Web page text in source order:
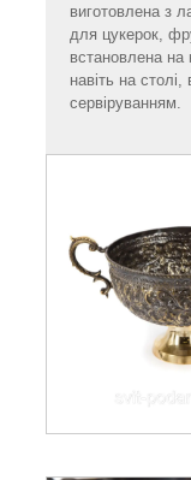
виготовлена з
для цукерок,
встановлена на
навіть на
сервіруванням.